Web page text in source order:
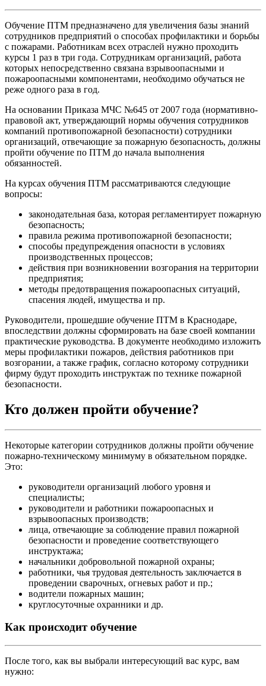
Обучение ПТМ предназначено для увеличения базы знаний
сотрудников предприятий о способах профилактики и борьбы
с пожарами. Работникам всех отраслей нужно проходить
курсы 1 раз в три года. Сотрудникам организаций, работа
которых непосредственно связана взрывоопасными и
пожароопасными компонентами, необходимо обучаться не
реже одного раза в год.
На основании Приказа МЧС №645 от 2007 года (нормативно-
правовой акт, утверждающий нормы обучения сотрудников
компаний противопожарной безопасности) сотрудники
организаций, отвечающие за пожарную безопасность, должны
пройти обучение по ПТМ до начала выполнения
обязанностей.
На курсах обучения ПТМ рассматриваются следующие
вопросы:
законодательная база, которая регламентирует пожарную
безопасность;
правила режима противопожарной безопасности;
способы предупреждения опасности в условиях
производственных процессов;
действия при возникновении возгорания на территории
предприятия;
методы предотвращения пожароопасных ситуаций,
спасения людей, имущества и пр.
Руководители, прошедшие обучение ПТМ в Краснодаре,
впоследствии должны сформировать на базе своей компании
практические руководства. В документе необходимо изложить
меры профилактики пожаров, действия работников при
возгорании, а также график, согласно которому сотрудники
фирму будут проходить инструктаж по технике пожарной
безопасности.
Кто должен пройти обучение?
Некоторые категории сотрудников должны пройти обучение
пожарно-техническому минимуму в обязательном порядке.
Это:
руководители организаций любого уровня и
специалисты;
руководители и работники пожароопасных и
взрывоопасных производств;
лица, отвечающие за соблюдение правил пожарной
безопасности и проведение соответствующего
инструктажа;
начальники добровольной пожарной охраны;
работники, чья трудовая деятельность заключается в
проведении сварочных, огневых работ и пр.;
водители пожарных машин;
круглосуточные охранники и др.
Как происходит обучение
После того, как вы выбрали интересующий вас курс, вам
нужно: